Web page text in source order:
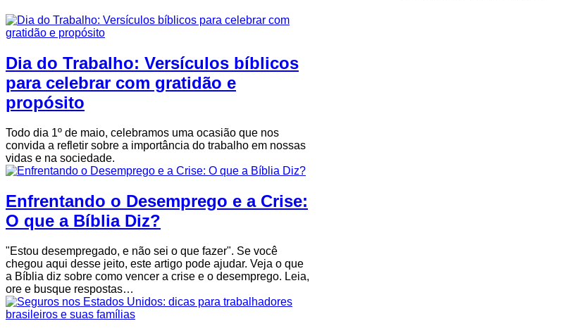
Dia do Trabalho: Versículos bíblicos
para celebrar com gratidão e
propósito
Todo dia 1º de maio, celebramos uma ocasião que nos
convida a refletir sobre a importância do trabalho em nossas
vidas e na sociedade.
Enfrentando o Desemprego e a Crise:
O que a Bíblia Diz?
"Estou desempregado, e não sei o que fazer". Se você
chegou aqui desse jeito, este artigo pode ajudar. Veja o que
a Bíblia diz sobre como vencer a crise e o desemprego. Leia,
ore e busque respostas…